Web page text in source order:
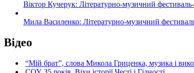
Віктор Кучерук: Літературно-музичний фестиваль-
Мила Василенко: Літературно-музичний
Відео
“Мій брат”, слова Микола Гриценка, музика і